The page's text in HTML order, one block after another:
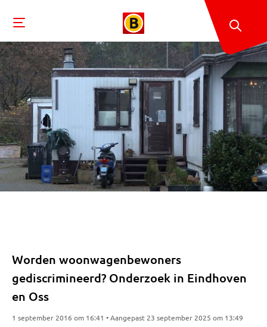
Worden woonwagenbewoners
gediscrimineerd? Onderzoek in Eindhoven
en Oss
1 september 2016 om 16:41 • Aangepast 23 september 2025 om 13:49